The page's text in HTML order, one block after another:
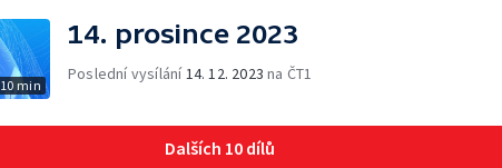
10 min
14. prosince 2023
Poslední vysílání 14. 12. 2023 na ČT1
Dalších 10 dílů